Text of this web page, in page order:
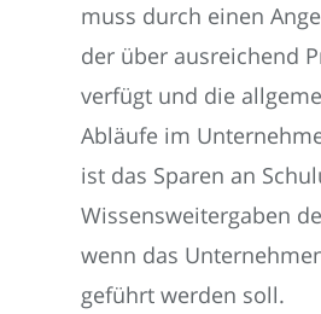
muss durch einen
der über ausreichend
verfügt und die
Abläufe im
ist das Sparen an
Wissensweitergaben
wenn das
geführt werden soll.